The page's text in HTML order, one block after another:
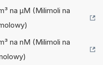
na µM (Milimoli na
na nM (Milimoli na